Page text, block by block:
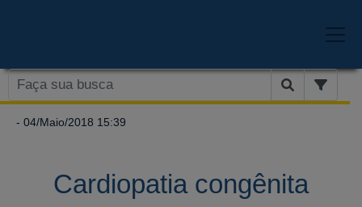
- 04/Maio/2018 15:39
Cardiopatia congênita